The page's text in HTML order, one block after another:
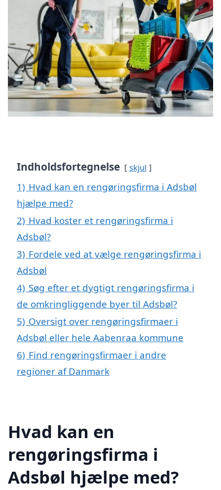
Indholdsfortegnelse skjul
1) Hvad kan en rengøringsfirma i Adsbøl
hjælpe med?
2) Hvad koster et rengøringsfirma i
Adsbøl?
3) Fordele ved at vælge rengøringsfirma i
Adsbøl
4) Søg efter et dygtigt rengøringsfirma i
de omkringliggende byer til Adsbøl?
5) Oversigt over rengøringsfirmaer i
Adsbøl eller hele Aabenraa kommune
6) Find rengøringsfirmaer i andre
regioner af Danmark
Hvad kan en
rengøringsfirma i
Adsbøl hjælpe med?